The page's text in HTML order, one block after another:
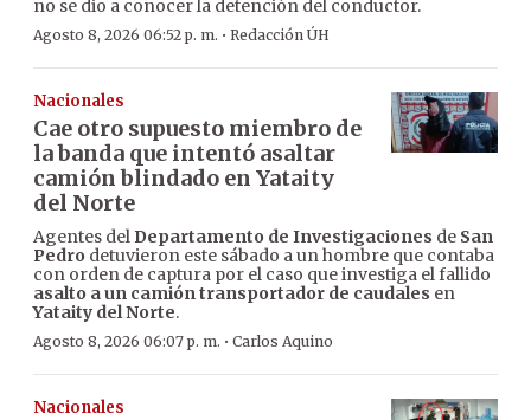
no se dio a conocer la detención del conductor.
Agosto 8, 2026 06:52 p. m. · Redacción ÚH
Nacionales
Cae otro supuesto miembro de
la banda que intentó asaltar
camión blindado en Yataity
del Norte
Agentes del Departamento de Investigaciones de San
Pedro detuvieron este sábado a un hombre que contaba
con orden de captura por el caso que investiga el fallido
asalto a un camión transportador de caudales en
Yataity del Norte.
Agosto 8, 2026 06:07 p. m. · Carlos Aquino
Nacionales